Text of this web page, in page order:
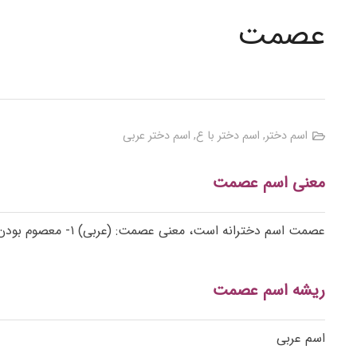
عصمت
اسم دختر, اسم دختر با ع, اسم دختر عربی
معنی اسم عصمت
عصمت اسم دخترانه است، معنی عصمت: (عربی) ۱- معصوم بودن، بیگناهی، پاکدامنی؛ ۲- ناموس و عفت زنان؛ ۳- (در قدیم) نگهداری و محافظت؛ ۴- (در فلسفه قدیم) ملکهی اجتناب از گناه.
ریشه اسم عصمت
اسم عربی